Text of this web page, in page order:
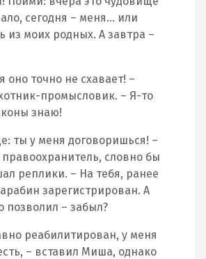
сегодня – меня… или
из моих родных. А завтра –
оно точно не схавает! –
промысловик. – Я-то
знаю!
ты у меня договоришься! –
словно бы
реплики. – На тебя, ранее
зарегистрирован. А
позволил – забыл?
реабилитирован, у меня
– вставил Миша, однако